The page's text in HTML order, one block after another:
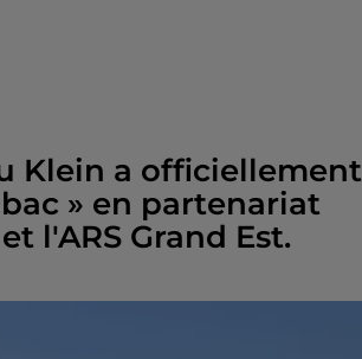
Klein a officiellement
» en partenariat